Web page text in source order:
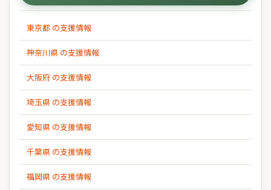
東京都 の支援情報
神奈川県 の支援情報
大阪府 の支援情報
埼玉県 の支援情報
愛知県 の支援情報
千葉県 の支援情報
福岡県 の支援情報